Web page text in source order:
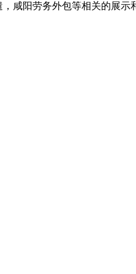
，咸阳劳务外包等相关的展